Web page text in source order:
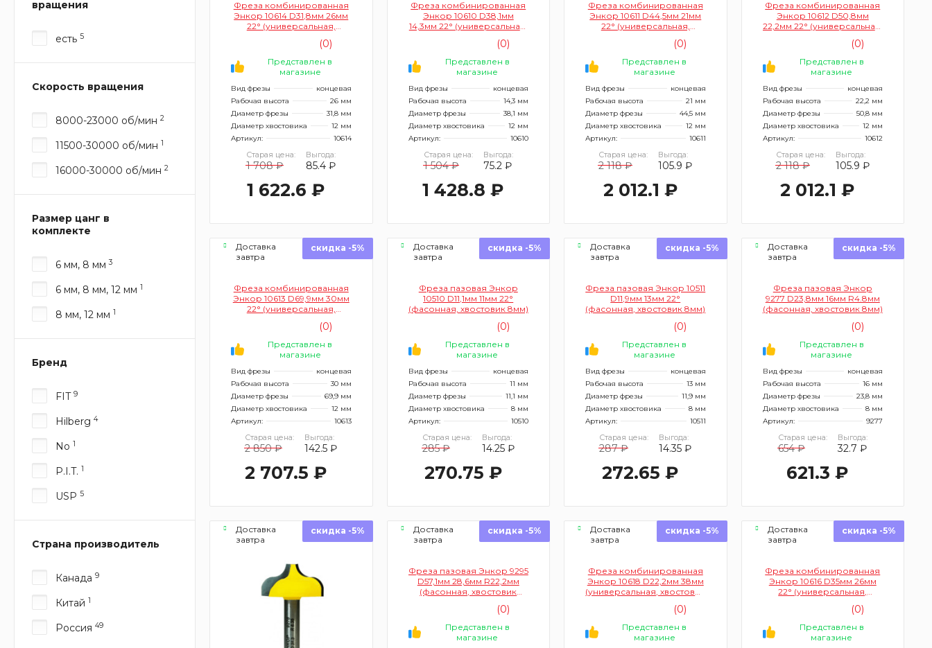
вращения
есть 5
Скорость вращения
8000-23000 об/мин 2
11500-30000 об/мин 1
16000-30000 об/мин 2
Размер цанг в
комплекте
6 мм, 8 мм3
6 мм, 8 мм, 12 мм 1
8 мм, 12 мм 1
Бренд
FIT 9
Hilberg 4
No 1
P.I.T. 1
USP 5
Страна производитель
Канада 9
Китай 1
Россия 49
Фреза комбинированная
Энкор 10614 D31,8мм 26мм
22° (универсальная,
(0)
Представлен в
магазине
Вид фрезы
концевая
Рабочая высота
26 мм
Диаметр фрезы
31,8 мм
Диаметр хвостовика
12 мм
Артикул:
10614
Старая цена:
1 708 ₽
Выгода:
85.4 ₽
1 622.6 ₽
Фреза комбинированная
Энкор 10610 D38,1мм
14,3мм 22° (универсальная,
(0)
Представлен в
магазине
Вид фрезы
концевая
Рабочая высота
14,3 мм
Диаметр фрезы
38,1 мм
Диаметр хвостовика
12 мм
Артикул:
10610
Старая цена:
1 504 ₽
Выгода:
75.2 ₽
1 428.8 ₽
Фреза комбинированная
Энкор 10611 D44,5мм 21мм
22° (универсальная,
(0)
Представлен в
магазине
Вид фрезы
концевая
Рабочая высота
21 мм
Диаметр фрезы
44,5 мм
Диаметр хвостовика
12 мм
Артикул:
10611
Старая цена:
2 118 ₽
Выгода:
105.9 ₽
2 012.1 ₽
Фреза комбинированная
Энкор 10612 D50,8мм
22,2мм 22° (универсальная,
(0)
Представлен в
магазине
Вид фрезы
концевая
Рабочая высота
22,2 мм
Диаметр фрезы
50,8 мм
Диаметр хвостовика
12 мм
Артикул:
10612
Старая цена:
2 118 ₽
Выгода:
105.9 ₽
2 012.1 ₽
Доставка
завтра
скидка -5%
Фреза комбинированная
Энкор 10613 D69,9мм 30мм
22° (универсальная,
(0)
Представлен в
магазине
Вид фрезы
концевая
Рабочая высота
30 мм
Диаметр фрезы
69,9 мм
Диаметр хвостовика
12 мм
Артикул:
10613
Старая цена:
2 850 ₽
Выгода:
142.5 ₽
2 707.5 ₽
Доставка
завтра
скидка -5%
Фреза пазовая Энкор
10510 D11,1мм 11мм 22°
(фасонная, хвостовик 8мм)
(0)
Представлен в
магазине
Вид фрезы
концевая
Рабочая высота
11 мм
Диаметр фрезы
11,1 мм
Диаметр хвостовика
8 мм
Артикул:
10510
Старая цена:
285 ₽
Выгода:
14.25 ₽
270.75 ₽
Доставка
завтра
скидка -5%
Фреза пазовая Энкор 10511
D11,9мм 13мм 22°
(фасонная, хвостовик 8мм)
(0)
Представлен в
магазине
Вид фрезы
концевая
Рабочая высота
13 мм
Диаметр фрезы
11,9 мм
Диаметр хвостовика
8 мм
Артикул:
10511
Старая цена:
287 ₽
Выгода:
14.35 ₽
272.65 ₽
Доставка
завтра
скидка -5%
Фреза пазовая Энкор
9277 D23,8мм 16мм R4.8мм
(фасонная, хвостовик 8мм)
(0)
Представлен в
магазине
Вид фрезы
концевая
Рабочая высота
16 мм
Диаметр фрезы
23,8 мм
Диаметр хвостовика
8 мм
Артикул:
9277
Старая цена:
654 ₽
Выгода:
32.7 ₽
621.3 ₽
Доставка
завтра
скидка -5%
Доставка
завтра
скидка -5%
Фреза пазовая Энкор 9295
D57,1мм 28,6мм R22,2мм
(фасонная, хвостовик
(0)
Представлен в
магазине
Доставка
завтра
скидка -5%
Фреза комбинированная
Энкор 10618 D22,2мм 38мм
(универсальная, хвостовик
(0)
Представлен в
магазине
Доставка
завтра
скидка -5%
Фреза комбинированная
Энкор 10616 D35мм 26мм
22° (универсальная,
(0)
Представлен в
магазине